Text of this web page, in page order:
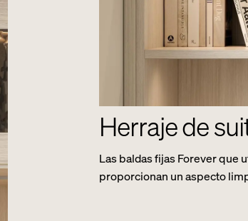
Herraje de
Las baldas fijas Forever que
proporcionan un aspecto